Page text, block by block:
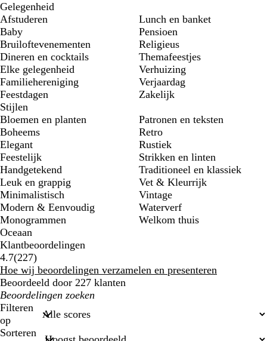
Gelegenheid
Afstuderen
Baby
Bruiloftevenementen
Dineren en cocktails
Elke gelegenheid
Familiehereniging
Feestdagen
Lunch en banket
Pensioen
Religieus
Themafeestjes
Verhuizing
Verjaardag
Zakelijk
Stijlen
Bloemen en planten
Boheems
Elegant
Feestelijk
Handgetekend
Leuk en grappig
Minimalistisch
Modern & Eenvoudig
Monogrammen
Oceaan
Patronen en teksten
Retro
Rustiek
Strikken en linten
Traditioneel en klassiek
Vet & Kleurrijk
Vintage
Waterverf
Welkom thuis
Klantbeoordelingen
4.7(227227
klantbeoordelingen
)
Hoe wij beoordelingen verzamelen en presenteren
Beoordeeld door 227 klanten
Mijn
zoekopdrachten
Filteren
op
Sorteren